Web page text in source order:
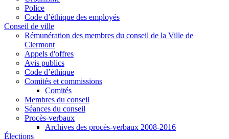
Police
Code d’éthique des employés
Conseil de ville
Rémunération des membres du conseil de la Ville de
Clermont
Appels d'offres
Avis publics
Code d’éthique
Comités et commissions
Comités
Membres du conseil
Séances du conseil
Procès-verbaux
Archives des procès-verbaux 2008-2016
Élections